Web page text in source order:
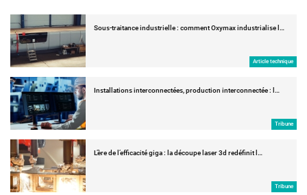
Sous-traitance industrielle : comment Oxymax industrialise l…
Article technique
Installations interconnectées, production interconnectée : l…
Tribune
L’ère de l’efficacité giga : la découpe laser 3d redéfinit l…
Tribune